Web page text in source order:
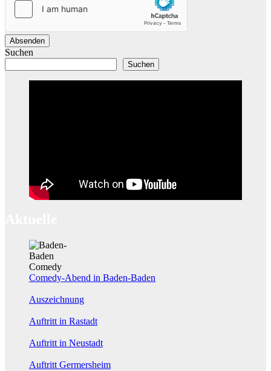
Absenden
Suchen
Suchen
Comedy-Abend in Baden-Baden
Auszeichnung
Auftritt in Rastadt
Auftritt in Neustadt
Auftritt Germersheim